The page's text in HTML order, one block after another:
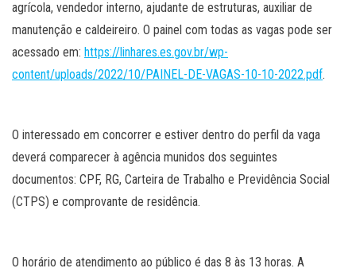
agrícola, vendedor interno, ajudante de estruturas, auxiliar de
manutenção e caldeireiro. O painel com todas as vagas pode ser
acessado em: https://linhares.es.gov.br/wp-
content/uploads/2022/10/PAINEL-DE-VAGAS-10-10-2022.pdf.
O interessado em concorrer e estiver dentro do perfil da vaga
deverá comparecer à agência munidos dos seguintes
documentos: CPF, RG, Carteira de Trabalho e Previdência Social
(CTPS) e comprovante de residência.
O horário de atendimento ao público é das 8 às 13 horas. A